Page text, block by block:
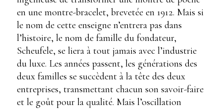
en une montre-bracelet, brevetée en 1912. Mais si
le nom de cette enseigne n’entrera pas dans
l’histoire, le nom de famille du fondateur,
Scheufele, se liera à tout jamais avec l’industrie
du luxe. Les années passent, les générations des
deux familles se succèdent à la tête des deux
entreprises, transmettant chacun son savoir-faire
et le goût pour la qualité. Mais l’oscillation